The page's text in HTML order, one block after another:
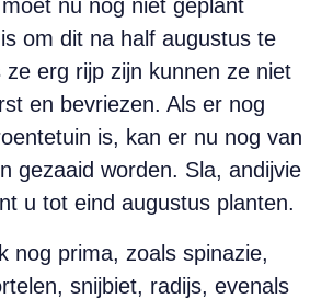
nu nog niet geplant
om dit na half augustus te
erg rijp zijn kunnen ze niet
en bevriezen. Als er nog
is, kan er nu nog van
gezaaid worden. Sla, andijvie
u tot eind augustus planten.
nog prima, zoals spinazie,
snijbiet, radijs, evenals